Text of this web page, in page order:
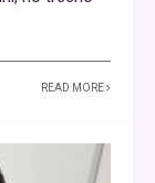
READ MORE